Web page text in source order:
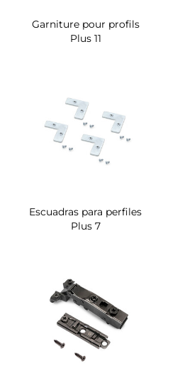
Garniture pour profils
Plus 11
Escuadras para perfiles
Plus 7